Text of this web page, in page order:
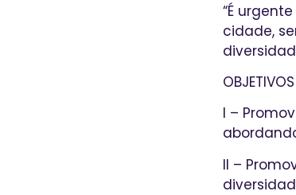
“É
cidade,
I –
II –